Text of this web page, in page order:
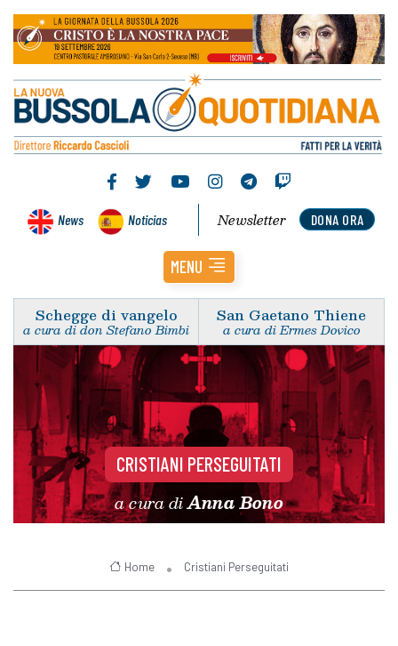
News Noticias DONA ORA
Newsletter
MENU
Schegge di vangelo
a cura di don Stefano Bimbi
San Gaetano Thiene
a cura di Ermes Dovico
CRISTIANI PERSEGUITATI
a cura diAnna Bono
Home Cristiani Perseguitati